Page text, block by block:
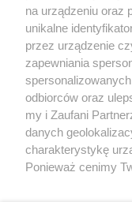
O FIRMIE
REKLAMA
Aktualności
Tcz24
na urządzeniu oraz
unikalne
przez urządzenie
zapewniania
odbiorców oraz
my i Zaufani
danych
charakterystykę
Ponieważ cenimy